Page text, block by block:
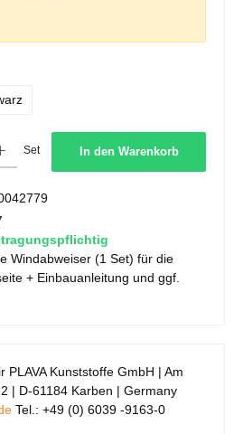
Set In den Warenkorb
Windabweiser (1 Set) für die
+ Einbauanleitung und ggf.
PLAVA Kunststoffe GmbH | Am
| D-61184 Karben | Germany
Tel.: +49 (0) 6039 -9163-0